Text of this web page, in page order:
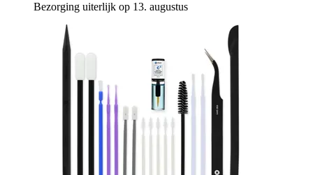
Bezorging uiterlijk op 13. augustus